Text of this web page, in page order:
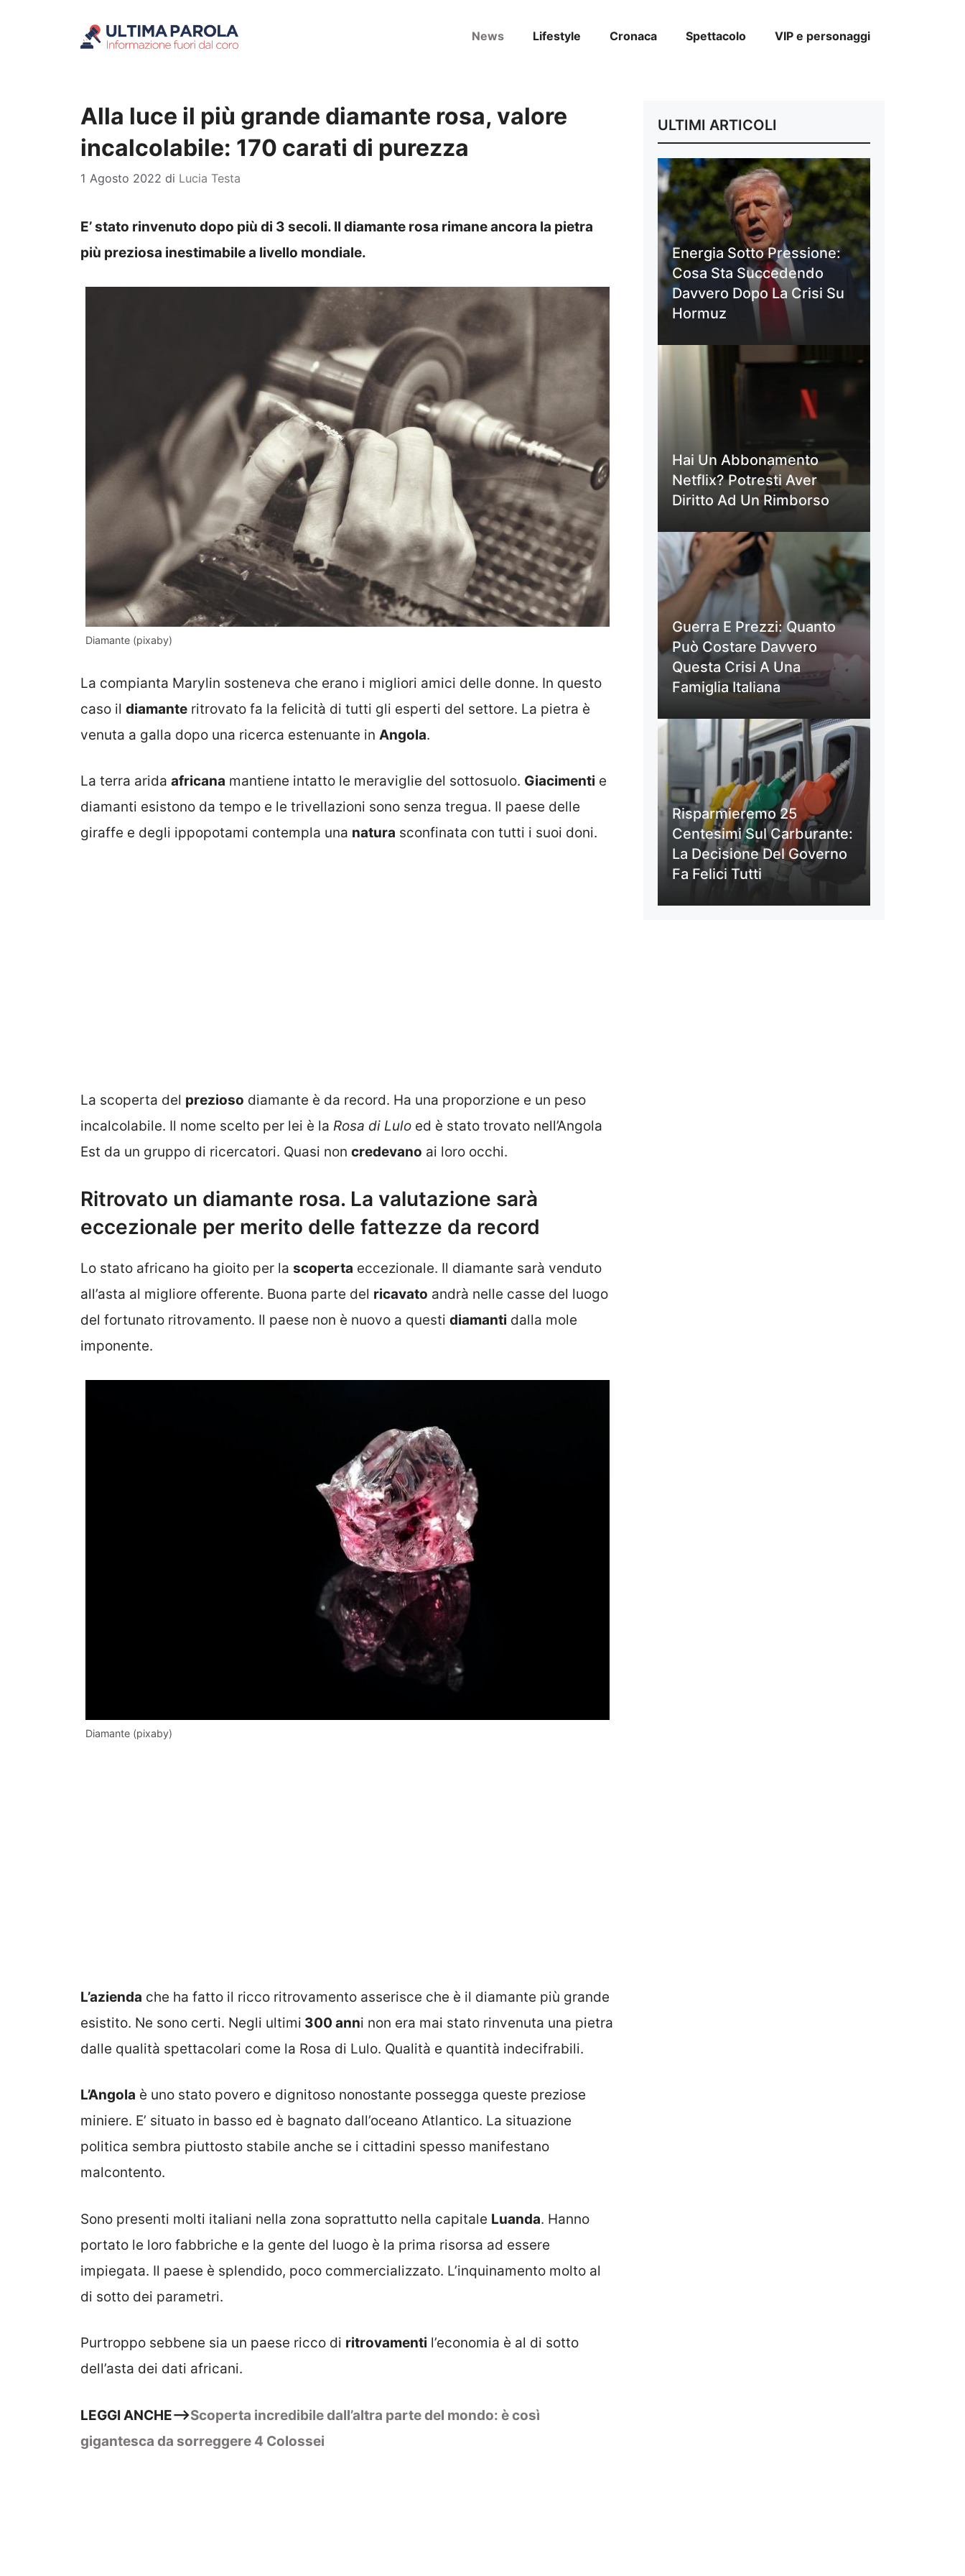
News Lifestyle Cronaca Spettacolo VIP e personaggi
Alla luce il più grande diamante rosa, valore
incalcolabile: 170 carati di purezza
1 Agosto 2022 di Lucia Testa
E’ stato rinvenuto dopo più di 3 secoli. Il diamante rosa rimane ancora la pietra
più preziosa inestimabile a livello mondiale.
Diamante (pixaby)
La compianta Marylin sosteneva che erano i migliori amici delle donne. In questo
caso il diamante ritrovato fa la felicità di tutti gli esperti del settore. La pietra è
venuta a galla dopo una ricerca estenuante in Angola.
La terra arida africana mantiene intatto le meraviglie del sottosuolo. Giacimenti e
diamanti esistono da tempo e le trivellazioni sono senza tregua. Il paese delle
giraffe e degli ippopotami contempla una natura sconfinata con tutti i suoi doni.
La scoperta del prezioso diamante è da record. Ha una proporzione e un peso
incalcolabile. Il nome scelto per lei è la Rosa di Lulo ed è stato trovato nell’Angola
Est da un gruppo di ricercatori. Quasi non credevano ai loro occhi.
Ritrovato un diamante rosa. La valutazione sarà
eccezionale per merito delle fattezze da record
Lo stato africano ha gioito per la scoperta eccezionale. Il diamante sarà venduto
all’asta al migliore offerente. Buona parte del ricavato andrà nelle casse del luogo
del fortunato ritrovamento. Il paese non è nuovo a questi diamanti dalla mole
imponente.
Diamante (pixaby)
L’azienda che ha fatto il ricco ritrovamento asserisce che è il diamante più grande
esistito. Ne sono certi. Negli ultimi 300 anni non era mai stato rinvenuta una pietra
dalle qualità spettacolari come la Rosa di Lulo. Qualità e quantità indecifrabili.
L’Angola è uno stato povero e dignitoso nonostante possegga queste preziose
miniere. E’ situato in basso ed è bagnato dall’oceano Atlantico. La situazione
politica sembra piuttosto stabile anche se i cittadini spesso manifestano
malcontento.
Sono presenti molti italiani nella zona soprattutto nella capitale Luanda. Hanno
portato le loro fabbriche e la gente del luogo è la prima risorsa ad essere
impiegata. Il paese è splendido, poco commercializzato. L’inquinamento molto al
di sotto dei parametri.
Purtroppo sebbene sia un paese ricco di ritrovamenti l’economia è al di sotto
dell’asta dei dati africani.
LEGGI ANCHE–>Scoperta incredibile dall’altra parte del mondo: è così
gigantesca da sorreggere 4 Colossei
ULTIMI ARTICOLI
Energia Sotto Pressione:
Cosa Sta Succedendo
Davvero Dopo La Crisi Su
Hormuz
Hai Un Abbonamento
Netflix? Potresti Aver
Diritto Ad Un Rimborso
Guerra E Prezzi: Quanto
Può Costare Davvero
Questa Crisi A Una
Famiglia Italiana
Risparmieremo 25
Centesimi Sul Carburante:
La Decisione Del Governo
Fa Felici Tutti